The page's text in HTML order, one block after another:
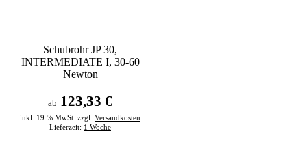
Schubrohr JP 30,
INTERMEDIATE I, 30-60
Newton
ab 123,33 €
inkl. 19 % MwSt. zzgl. Versandkosten
Lieferzeit: 1 Woche